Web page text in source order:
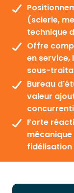
(scierie,
technique
Offre
en service,
sous-
Bureau
valeur
Forte
fidélisation